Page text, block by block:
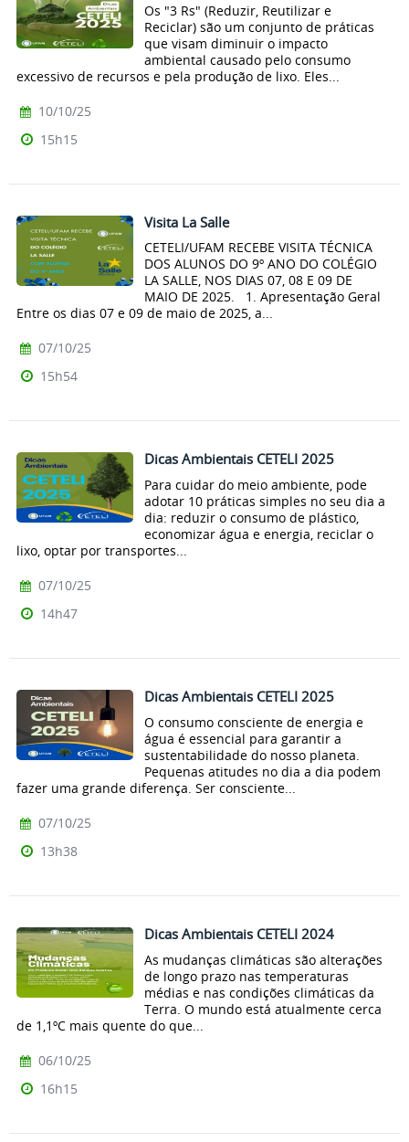
Os "3 Rs" (Reduzir, Reutilizar e
Reciclar) são um conjunto de práticas
que visam diminuir o impacto
ambiental causado pelo consumo
excessivo de recursos e pela produção de lixo. Eles...
10/10/25
15h15
Visita La Salle
CETELI/UFAM RECEBE VISITA TÉCNICA
DOS ALUNOS DO 9º ANO DO COLÉGIO
LA SALLE, NOS DIAS 07, 08 E 09 DE
MAIO DE 2025. 1. Apresentação Geral
Entre os dias 07 e 09 de maio de 2025, a...
07/10/25
15h54
Dicas Ambientais CETELI 2025
Para cuidar do meio ambiente, pode
adotar 10 práticas simples no seu dia a
dia: reduzir o consumo de plástico,
economizar água e energia, reciclar o
lixo, optar por transportes...
07/10/25
14h47
Dicas Ambientais CETELI 2025
O consumo consciente de energia e
água é essencial para garantir a
sustentabilidade do nosso planeta.
Pequenas atitudes no dia a dia podem
fazer uma grande diferença. Ser consciente...
07/10/25
13h38
Dicas Ambientais CETELI 2024
As mudanças climáticas são alterações
de longo prazo nas temperaturas
médias e nas condições climáticas da
Terra. O mundo está atualmente cerca
de 1,1ºC mais quente do que...
06/10/25
16h15